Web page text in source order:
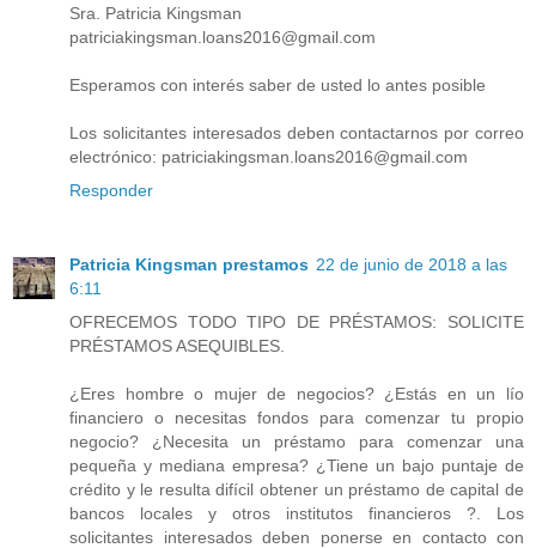
Sra. Patricia Kingsman
patriciakingsman.loans2016@gmail.com
Esperamos con interés saber de usted lo antes posible
Los solicitantes interesados ​​deben contactarnos por correo
electrónico: patriciakingsman.loans2016@gmail.com
Responder
Patricia Kingsman prestamos 22 de junio de 2018 a las
6:11
OFRECEMOS TODO TIPO DE PRÉSTAMOS: SOLICITE
PRÉSTAMOS ASEQUIBLES.
¿Eres hombre o mujer de negocios? ¿Estás en un lío
financiero o necesitas fondos para comenzar tu propio
negocio? ¿Necesita un préstamo para comenzar una
pequeña y mediana empresa? ¿Tiene un bajo puntaje de
crédito y le resulta difícil obtener un préstamo de capital de
bancos locales y otros institutos financieros ?. Los
solicitantes interesados ​​deben ponerse en contacto con